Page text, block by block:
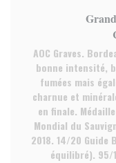
AOC Graves.
bonne intensité,
fumées mais
charnue et
en finale.
Mondial du
2018. 14/20 Guide
équilibré). 95/